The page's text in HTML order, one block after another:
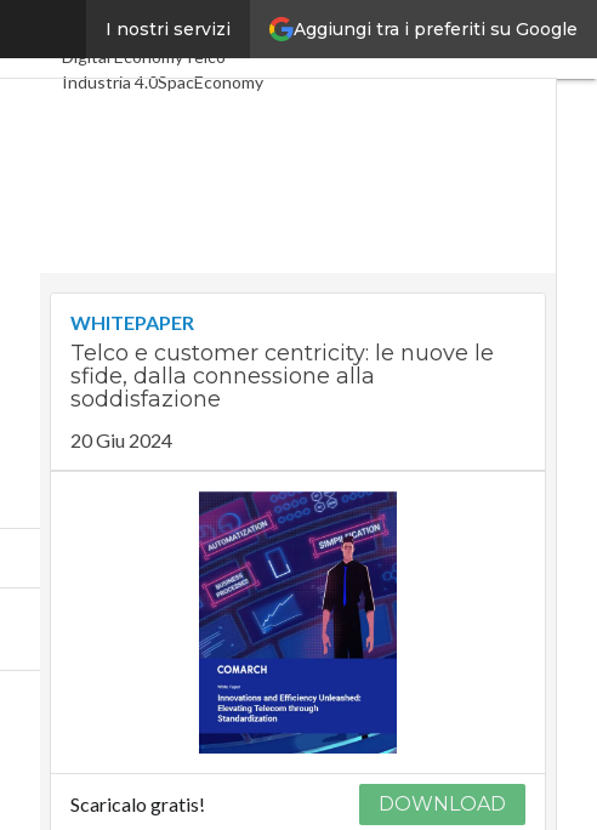
Aggiungi tra i preferiti su Google
I nostri servizi
Ultimi articoli
Digital EconomyTelco
Industria 4.0SpacEconomy
WHITEPAPER
Telco e customer centricity: le nuove le
sfide, dalla connessione alla
soddisfazione
20 Giu 2024
Scaricalo gratis! DOWNLOAD